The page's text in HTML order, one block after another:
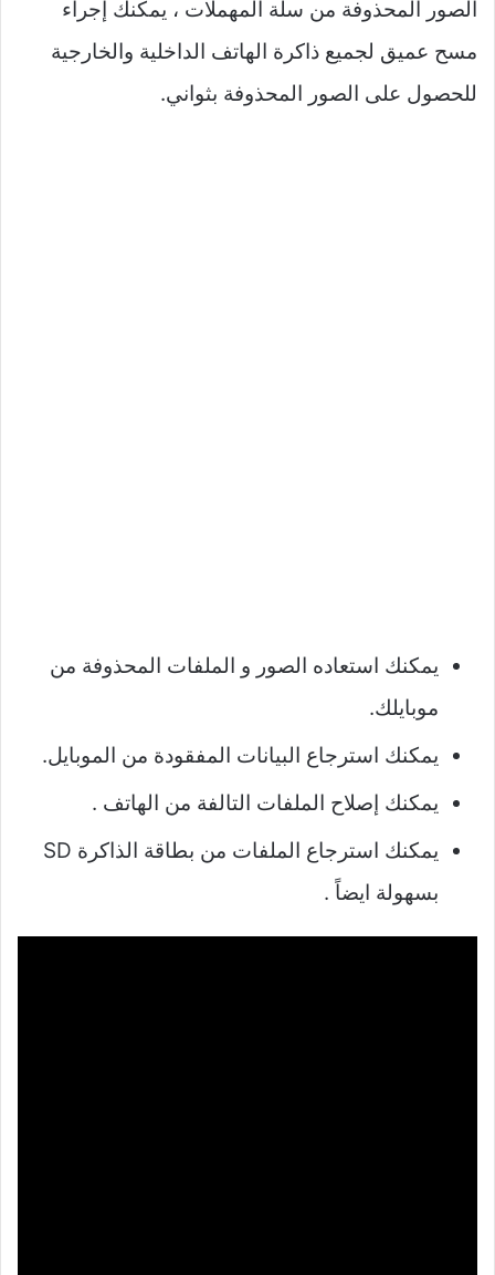
الصور المحذوفة من سلة المهملات ، يمكنك إجراء
مسح عميق لجميع ذاكرة الهاتف الداخلية والخارجية
للحصول على الصور المحذوفة بثواني.
يمكنك استعاده الصور و الملفات المحذوفة من
موبايلك.
يمكنك استرجاع البيانات المفقودة من الموبايل.
يمكنك إصلاح الملفات التالفة من الهاتف .
يمكنك استرجاع الملفات من بطاقة الذاكرة SD
بسهولة ايضاً .